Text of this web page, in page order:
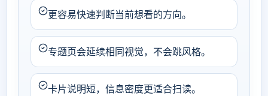
更容易快速判断当前想看的方向。
专题页会延续相同视觉，不会跳风格。
卡片说明短，信息密度更适合扫读。